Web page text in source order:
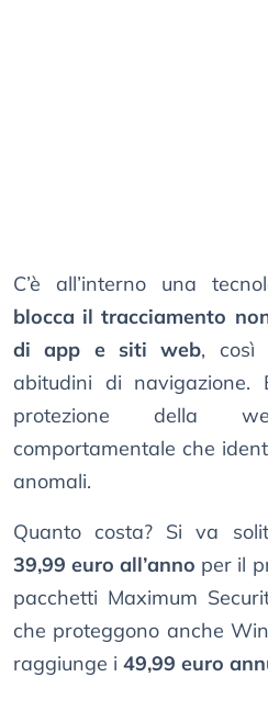
C’è all’interno una
blocca il tracciamento
di app e siti web, così
abitudini di navigazione.
protezione della
comportamentale che
anomali.
Quanto costa? Si va
39,99 euro all’anno per il
pacchetti Maximum
che proteggono anche
raggiunge i 49,99 euro